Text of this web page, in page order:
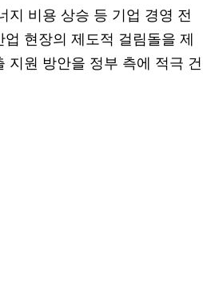
지 비용 상승 등 기업 경영 전
현장의 제도적 걸림돌을 제
지원 방안을 정부 측에 적극 건